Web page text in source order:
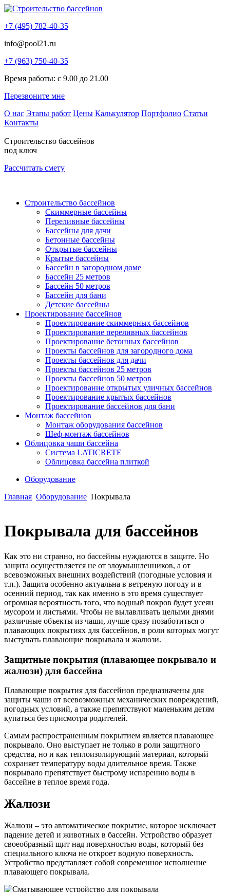
+7 (495) 782-40-35
info@pool21.ru
+7 (963) 750-40-35
Время работы: с 9.00 до 21.00
Перезвоните мне
О нас Этапы работ Цены Калькулятор Портфолио Статьи
Контакты
Строительство бассейнов
под ключ
Рассчитать смету
Строительство бассейнов
Скиммерные бассейны
Переливные бассейны
Бассейны для дачи
Бетонные бассейны
Открытые бассейны
Крытые бассейны
Бассейн в загородном доме
Бассейн 25 метров
Бассейн 50 метров
Бассейн для бани
Детские бассейны
Проектирование бассейнов
Проектирование скиммерных бассейнов
Проектирование переливных бассейнов
Проектирование бетонных бассейнов
Проекты бассейнов для загородного дома
Проекты бассейнов для дачи
Проекты бассейнов 25 метров
Проекты бассейнов 50 метров
Проектирование открытых уличных бассейнов
Проектирование крытых бассейнов
Проектирование бассейнов для бани
Монтаж бассейнов
Монтаж оборудования бассейнов
Шеф-монтаж бассейнов
Облицовка чаши бассейна
Система LATICRETE
Облицовка бассейна плиткой
Оборудование
Главная Оборудование Покрывала
Покрывала для бассейнов
Как это ни странно, но бассейны нуждаются в защите. Но
защита осуществляется не от злоумышленников, а от
всевозможных внешних воздействий (погодные условия и
т.п.). Защита особенно актуальна в ветреную погоду и в
осенний период, так как именно в это время существует
огромная вероятность того, что водный покров будет усеян
мусором и листьями. Чтобы не вылавливать целыми днями
различные объекты из чаши, лучше сразу позаботиться о
плавающих покрытиях для бассейнов, в роли которых могут
выступать плавающие покрывала и жалюзи.
Защитные покрытия (плавающее покрывало и
жалюзи) для бассейна
Плавающие покрытия для бассейнов предназначены для
защиты чаши от всевозможных механических повреждений,
погодных условий, а также препятствуют маленьким детям
купаться без присмотра родителей.
Самым распространенным покрытием является плавающее
покрывало. Оно выступает не только в роли защитного
средства, но и как теплоизолирующий материал, который
сохраняет температуру воды длительное время. Также
покрывало препятствует быстрому испарению воды в
бассейне в теплое время года.
Жалюзи
Жалюзи – это автоматическое покрытие, которое исключает
падение детей и животных в бассейн. Устройство образует
своеобразный щит над поверхностью воды, который без
специального ключа не откроет водную поверхность.
Устройство представляет собой современное исполнение
плавающего покрывала.